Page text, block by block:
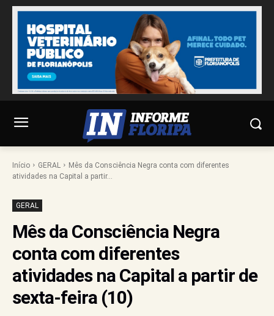
Início GERAL
Mês da Consciência Negra conta com diferentes
atividades na Capital a partir...
GERAL
Mês da Consciência Negra
conta com diferentes
atividades na Capital a partir de
sexta-feira (10)